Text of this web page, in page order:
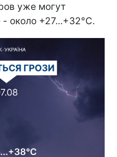
уже могут
около +27...+32°С.